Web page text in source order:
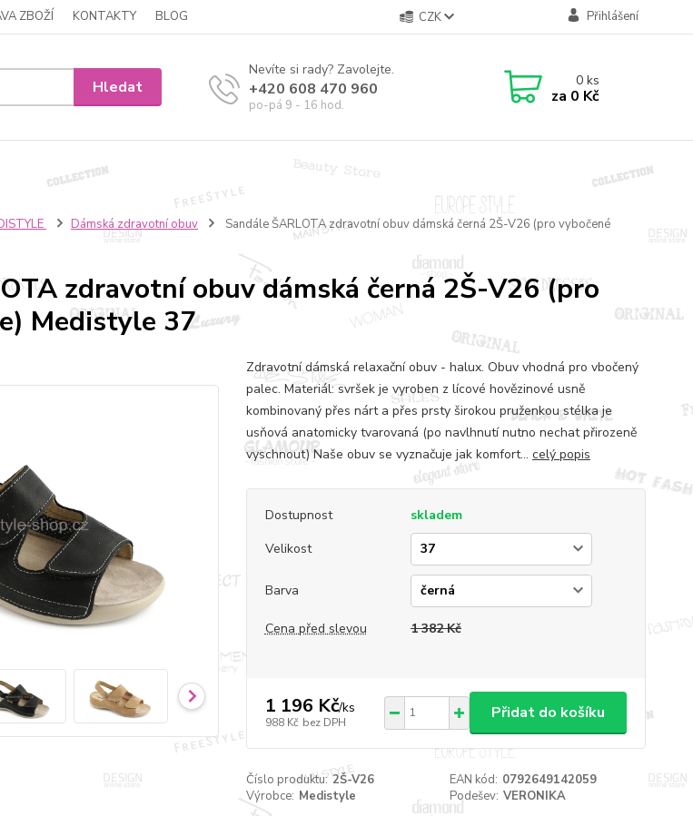
ZBOŽÍ KONTAKTY BLOG CZK Přihlášení
Hledat
Nevíte si rady? Zavolejte.
+420 608 470 960
po-pá 9 - 16 hod.
0ks
za 0 Kč
Dámská zdravotní obuv
Sandále ŠARLOTA zdravotní obuv dámská černá 2Š-V26 (pro vybočené
zdravotní obuv dámská černá 2Š-V26 (pro
Medistyle 37
Zdravotní dámská relaxační obuv - halux. Obuv vhodná pro vbočený
palec. Materiál: svršek je vyroben z lícové hovězinové usně
kombinovaný přes nárt a přes prsty širokou pruženkou stélka je
usňová anatomicky tvarovaná (po navlhnutí nutno nechat přirozeně
vyschnout) Naše obuv se vyznačuje jak komfort... celý popis
Dostupnost
skladem
Velikost
Barva
Cena před slevou 1 382 Kč
1 196 Kč/ks
988 Kč bez DPH
Přidat do košíku
Číslo produktu: 2Š-V26 EAN kód: 0792649142059
Výrobce: Medistyle Podešev: VERONIKA